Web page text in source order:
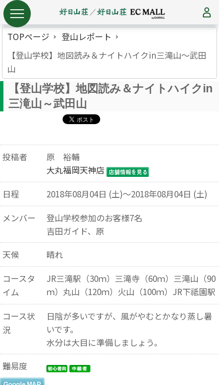
TOPページ
登山レポート
【登山学校】地図読み＆ナイトハイクin三滝山～武田
山
【登山学校】地図読み＆ナイトハイクin
三滝山～武田山
投稿者
原 裕輔
大丸福岡天神店
日程
2018年08月04日 (土)～2018年08月04日 (土)
メンバー
登山学校参加のお客様7名
吉田ガイド、原
天候
晴れ
コースタ
イム
JR三滝駅（30ｍ）三滝寺（60ｍ）三滝山（90
ｍ）丸山（120ｍ）火山（100ｍ）JR下祗園駅
コース状
況
日陰が多いですが、風がやむとかなり蒸し暑
いです。
水分は大目に準備しましょう。
難易度